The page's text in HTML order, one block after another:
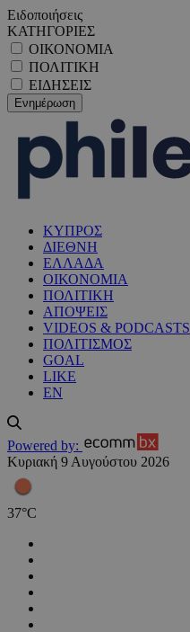
Ειδοποιήσεις
ΚΑΤΗΓΟΡΙΕΣ
ΟΙΚΟΝΟΜΙΑ
ΠΟΛΙΤΙΚΗ
ΕΙΔΗΣΕΙΣ
ΚΥΠΡΟΣ
ΔΙΕΘΝΗ
ΕΛΛΑΔΑ
ΟΙΚΟΝΟΜΙΑ
ΠΟΛΙΤΙΚΗ
ΑΠΟΨΕΙΣ
VIDEOS & PODCASTS
ΠΟΛΙΤΙΣΜΟΣ
GOAL
LIKE
EN
Powered by:
Κυριακή 9 Αυγούστου 2026
37°C